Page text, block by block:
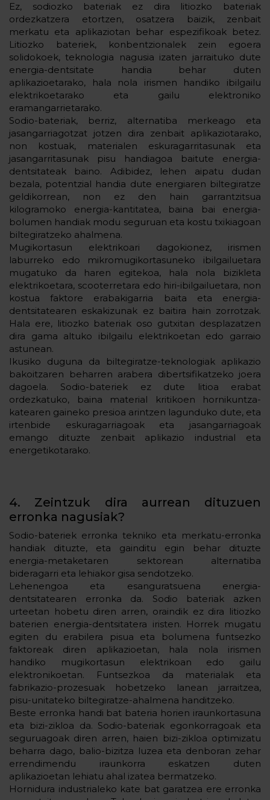
Ez, sodiozko bateriak ez dira litiozko bateriak
ordezkatzera etortzen, osatzera baizik, zenbait
merkatu eta aplikaziotan behar espezifikoak betez.
Litiozko bateriek, konbentzionalek zein egoera
solidokoek, teknologia nagusia izaten jarraituko dute
energia-dentsitate handia behar duten
aplikazioetarako, hala nola irismen handiko ibilgailu
elektrikoetarako eta gailu elektroniko
eramangarrietarako.
Sodio-bateriak, berriz, alternatiba merkeago eta
jasangarriagotzat jotzen dira zenbait aplikaziotarako,
non kostuak, materialen eskuragarritasunak eta
jasangarritasunak pisu handiagoa baitute energia-
dentsitateak baino. Adibidez, lehen aipatu dudan
bezala, potentzial handia dute energiaren biltegiratze
geldikorrean, non ez den hain garrantzitsua
kilogramoko energia-kantitatea, baina bai energia-
bolumen handiak modu seguruan eta kostu txikiagoan
biltegiratzeko ahalmena.
Mugikortasun elektrikoari dagokionez, irismen
laburreko edo mikromugikortasuneko ibilgailuetara
mugatuko da haren egitekoa, hala nola bizikleta
elektrikoetara, scooterretara edo hiri-ibilgailuetara, non
kostua faktore erabakigarria baita eta energia-
dentsitatearen eskakizunak ez baitira hain zorrotzak.
Hala ere, litiozko bateriak oso gutxitan desplazatzen
dira gama altuko ibilgailu elektrikoetan edo garraio
astunean.
Ikusiko duguna da biltegiratze-teknologiak aplikazio
bakoitzaren beharren arabera dibertsifikatzeko joera
dagoela. Sodio-bateriek ez dute litioa erabat
ordezkatuko, baina material kritikoen hornikuntza-
katearen gaineko presioa arintzen lagunduko dute, eta
irtenbide eskuragarriagoak eta jasangarriagoak
emango dituzte zenbait aplikazio industrial eta
energetikotarako.
4. Zeintzuk dira aurrean dituzuen
erronka nagusiak?
Sodio-bateriek erronka tekniko eta merkatu-erronka
handiak dituzte, eta gainditu egin behar dituzte
energia-metaketaren sektorean alternatiba
bideragarri eta lehiakor gisa sendotzeko.
Lehenengoa eta esanguratsuena energia-
dentsitatearen erronka da. Sodio bateriak azken
urteetan hobetu diren arren, oraindik ez dira litiozko
baterien energia-dentsitatera iristen. Horrek mugatu
egiten du erabilera pisua eta bolumena funtsezko
faktoreak diren aplikazioetan, hala nola irismen
handiko mugikortasun elektrikoan edo gailu
elektronikoetan. Funtsezkoa da materialak eta
fabrikazio-prozesuak hobetzeko lanean jarraitzea,
pisu-unitateko biltegiratze-ahalmena handitzeko.
Beste erronka handi bat bateria horien iraunkortasuna
eta bizi-zikloa da. Sodio-bateriak egonkorragoak eta
seguruagoak diren arren, haien bizi-zikloa optimizatu
beharra dago, balio-bizitza luzea eta denboran zehar
errendimendu iraunkorra eskatzen duten
aplikazioetan lehiatu ahal izatea bermatzeko.
Hornidura industrialeko kate bat garatzea ere erronka